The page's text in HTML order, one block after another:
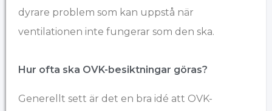
dyrare problem som kan uppstå när
ventilationen inte fungerar som den ska.
Hur ofta ska OVK-besiktningar göras?
Generellt sett är det en bra idé att OVK-